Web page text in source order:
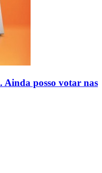
Ainda posso votar nas